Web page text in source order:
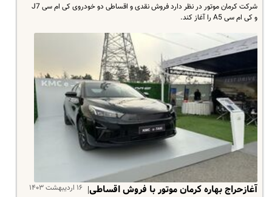
شرکت کرمان موتور در نظر دارد فروش نقدی و اقساطی دو خودروی کی ام سی J7
و کی ام سی A5 را آغاز کند.
۱۶ اردیبهشت ۱۴۰۳ آغازحراج بهاره کرمان موتور با فروش اقساطی|